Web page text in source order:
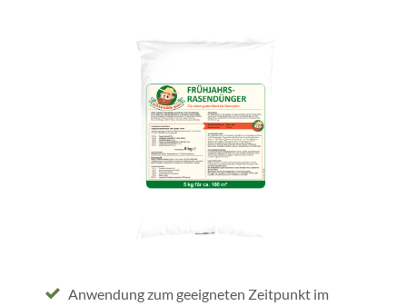
Anwendung zum geeigneten Zeitpunkt im